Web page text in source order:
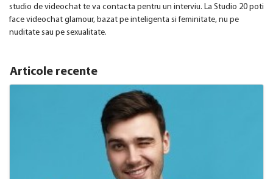
studio de videochat te va contacta pentru un interviu. La Studio 20 poti
face videochat glamour, bazat pe inteligenta si feminitate, nu pe
nuditate sau pe sexualitate.
Articole recente